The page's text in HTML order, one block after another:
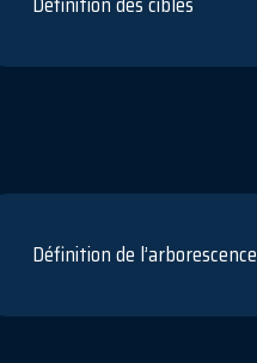
Définition de l’arborescence